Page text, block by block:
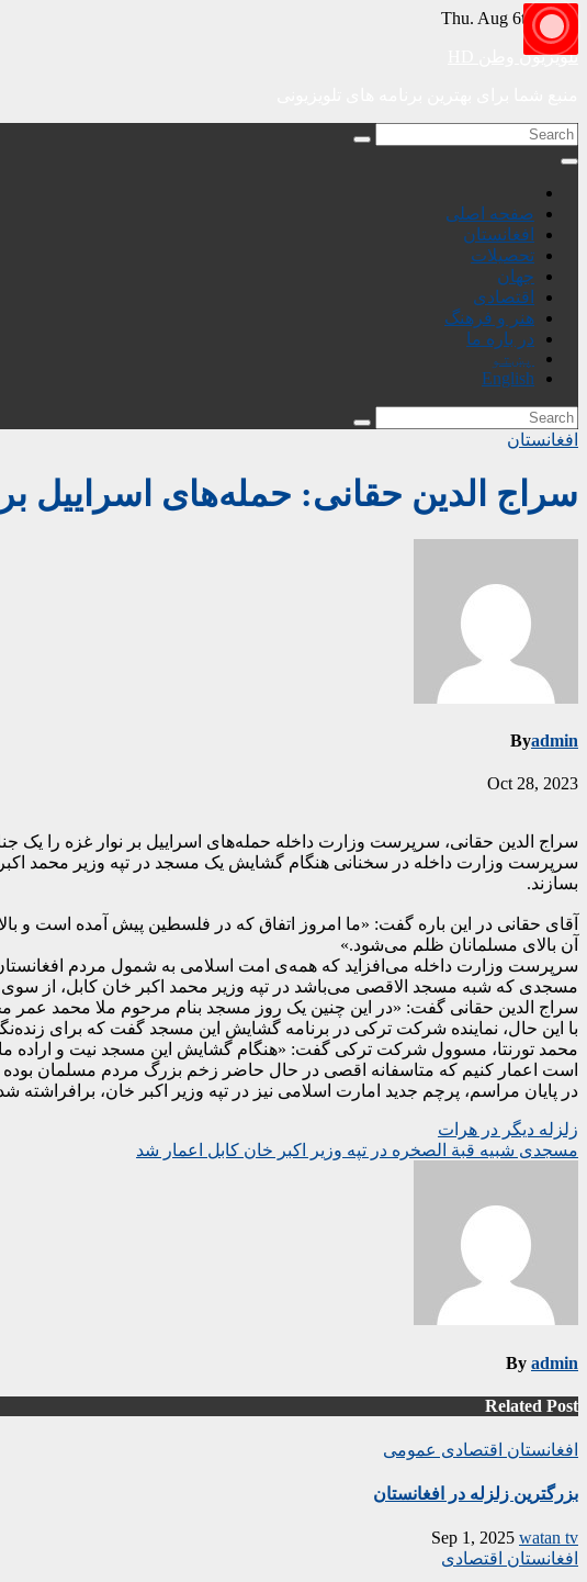
Skip
to
content
Thu. Aug 6th, 2026
تلویزیون وطن HD
صفحه اصلی
افغانستان
تحصیلات
جهان
اقتصادی
هنر و فرهنگ
در باره ما
پښتو
English
افغانستان
سراج الدین حقانی: حمله‌های اسراییل
Byadmin
Oct 28, 2023
سراج الدین حقانی، سرپرست وزارت داخله حمله‌های اسراییل بر نوار غزه را یک
سرپرست وزارت داخله در سخنانی هنگام گشایش یک مسجد در تپه وزیر محمد
بسازند.
آقای حقانی در این باره گفت: «ما امروز اتفاق که در فلسطین پیش آمده است و
آن بالای مسلمانان ظلم می‌شود.»
سرپرست وزارت داخله می‌افزاید که همه‌ی امت اسلامی به شمول مردم
مسجدی که شبه مسجد الاقصی می‌باشد در تپه وزیر محمد اکبر خان کابل، از
سراج الدین حقانی گفت: «در این چنین یک روز مسجد بنام مرحوم ملا محمد عمر
با این حال، نماینده شرکت ترکی در برنامه گشایش این مسجد گفت که برای
محمد تورنتا، مسوول شرکت ترکی گفت: «هنگام گشایش این مسجد نیت و اراده
است اعمار کنیم که متاسفانه اقصی در حال حاضر زخم بزرگ مردم مسلمان بوده
در پایان مراسم، پرچم جدید امارت اسلامی نیز در تپه وزیر اکبر خان، برافراشته
Post
navigation
زلزله دیگر در هرات
مسجدی شبیه قبة الصخره در تپه وزیر اکبر خان کابل اعمار شد
By admin
Related Post
افغانستان اقتصادی عمومی
بزرگترین زلزله در افغانستان
Sep 1, 2025 watan tv
افغانستان اقتصادی